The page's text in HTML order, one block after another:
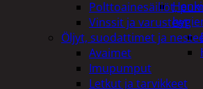
Polttoainesäiliöt,
Vinssit ja varusteet
Öljyt, suodattimet ja
Avaimet
Imupumput
Letkut ja tarvikkeet